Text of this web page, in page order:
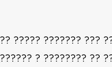
????? ??????? ???
? ???????? ??